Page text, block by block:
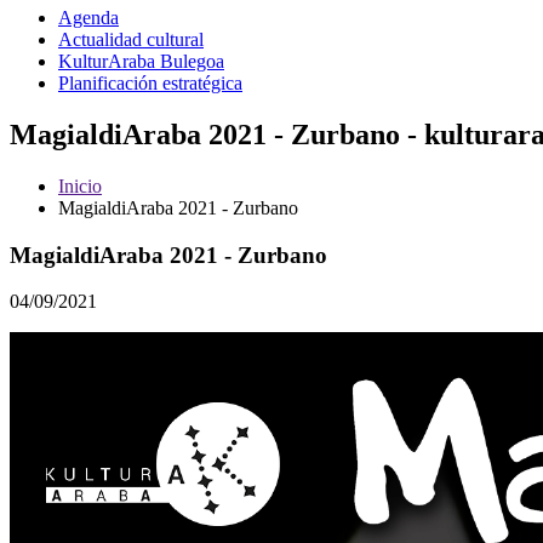
Agenda
Actualidad cultural
KulturAraba Bulegoa
Planificación estratégica
MagialdiAraba 2021 - Zurbano -
Inicio
MagialdiAraba 2021 - Zurbano
MagialdiAraba 2021 - Zurbano
04/09/2021